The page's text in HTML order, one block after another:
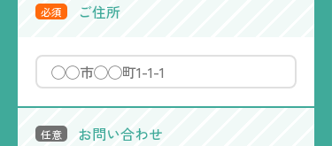
必須 ご住所
任意 お問い合わせ